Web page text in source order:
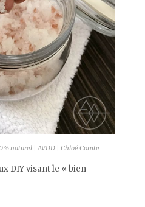
naturel | AVDD | Chloé Comte
DIY visant le « bien